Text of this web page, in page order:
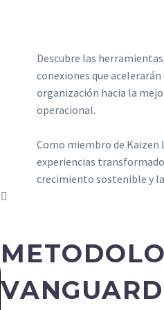
Descubre las
conexiones que
organización hacia la
operacional.
Como miembro de Kaizen
experiencias
crecimiento sostenible y